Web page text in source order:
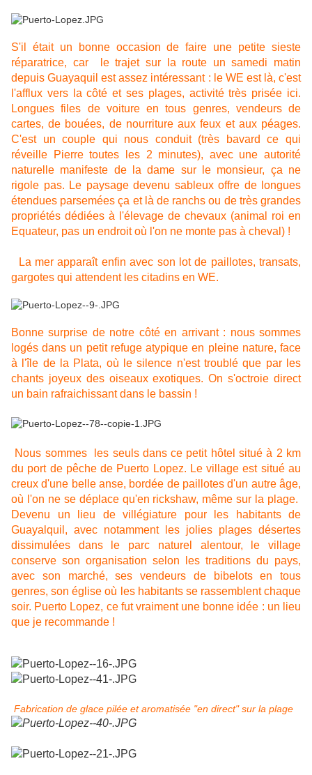
S'il était un bonne occasion de faire une petite sieste
réparatrice, car le trajet sur la route un samedi matin
depuis Guayaquil est assez intéressant : le WE est là, c'est
l'afflux vers la côté et ses plages, activité très prisée ici.
Longues files de voiture en tous genres, vendeurs de
cartes, de bouées, de nourriture aux feux et aux péages.
C'est un couple qui nous conduit (très bavard ce qui
réveille Pierre toutes les 2 minutes), avec une autorité
naturelle manifeste de la dame sur le monsieur, ça ne
rigole pas. Le paysage devenu sableux offre de longues
étendues parsemées ça et là de ranchs ou de très grandes
propriétés dédiées à l'élevage de chevaux (animal roi en
Equateur, pas un endroit où l'on ne monte pas à cheval) !
La mer apparaît enfin avec son lot de paillotes, transats,
gargotes qui attendent les citadins en WE.
Bonne surprise de notre côté en arrivant : nous sommes
logés dans un petit refuge atypique en pleine nature, face
à l'île de la Plata, où le silence n'est troublé que par les
chants joyeux des oiseaux exotiques. On s'octroie direct
un bain rafraichissant dans le bassin !
Nous sommes les seuls dans ce petit hôtel situé à 2 km
du port de pêche de Puerto Lopez. Le village est situé au
creux d'une belle anse, bordée de paillotes d'un autre âge,
où l'on ne se déplace qu'en rickshaw, même sur la plage.
Devenu un lieu de villégiature pour les habitants de
Guayalquil, avec notamment les jolies plages désertes
dissimulées dans le parc naturel alentour, le village
conserve son organisation selon les traditions du pays,
avec son marché, ses vendeurs de bibelots en tous
genres, son église où les habitants se rassemblent chaque
soir. Puerto Lopez, ce fut vraiment une bonne idée : un lieu
que je recommande !
Fabrication de glace pilée et aromatisée "en direct" sur la plage